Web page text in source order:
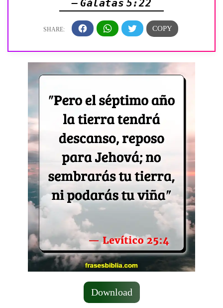
— Gálatas 5:22
Download